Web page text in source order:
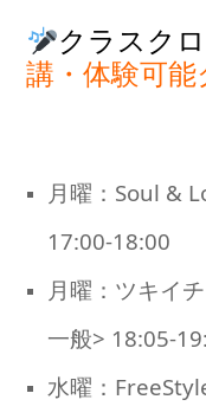
クラスク
講・体験可能
月曜：Soul &
17:00-18:00
月曜：ツキイ
一般> 18:05-
水曜：